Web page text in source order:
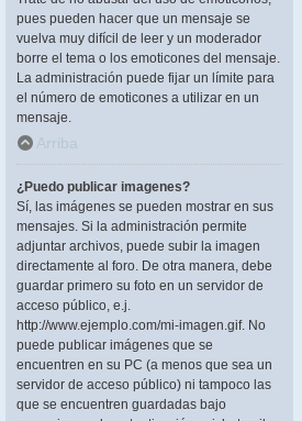
pues pueden hacer que un mensaje se
vuelva muy difícil de leer y un moderador
borre el tema o los emoticones del mensaje.
La administración puede fijar un límite para
el número de emoticones a utilizar en un
mensaje.
Arriba
¿Puedo publicar imagenes?
Sí, las imágenes se pueden mostrar en sus
mensajes. Si la administración permite
adjuntar archivos, puede subir la imagen
directamente al foro. De otra manera, debe
guardar primero su foto en un servidor de
acceso público, e.j.
http://www.ejemplo.com/mi-imagen.gif. No
puede publicar imágenes que se
encuentren en su PC (a menos que sea un
servidor de acceso público) ni tampoco las
que se encuentren guardadas bajo